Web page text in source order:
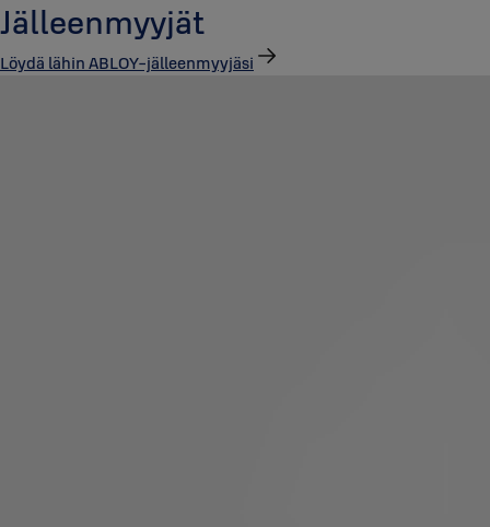
Jälleenmyyjät
Löydä lähin ABLOY-jälleenmyyjäsi